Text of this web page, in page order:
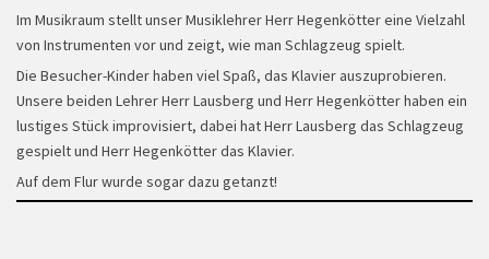
Weihnachtsfeier
Im Musikraum stellt unser Musiklehrer Herr Hegenkötter eine Vielzahl
von Instrumenten vor und zeigt, wie man Schlagzeug spielt.
Die Besucher-Kinder haben viel Spaß, das Klavier auszuprobieren.
Unsere beiden Lehrer Herr Lausberg und Herr Hegenkötter haben ein
lustiges Stück improvisiert, dabei hat Herr Lausberg das Schlagzeug
gespielt und Herr Hegenkötter das Klavier.
Auf dem Flur wurde sogar dazu getanzt!